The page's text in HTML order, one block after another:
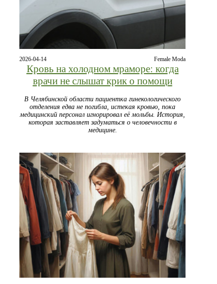
2026-04-14 Female Moda
Кровь на холодном мраморе: когда
врачи не слышат крик о помощи
В Челябинской области пациентка гинекологического
отделения едва не погибла, истекая кровью, пока
медицинский персонал игнорировал её мольбы. История,
которая заставляет задуматься о человечности в
медицине.